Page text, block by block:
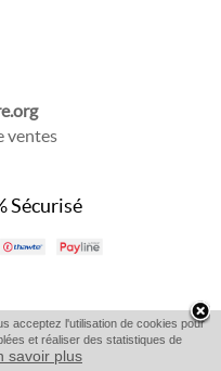
ventes
Sécurisé
acceptez l'utilisation de cookies pour
et réaliser des statistiques de
savoir plus